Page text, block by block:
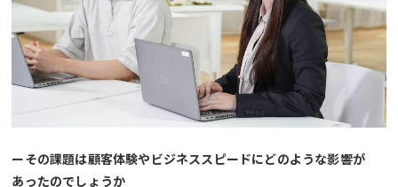
ーその課題は顧客体験やビジネススピードにどのような影響が
あったのでしょうか